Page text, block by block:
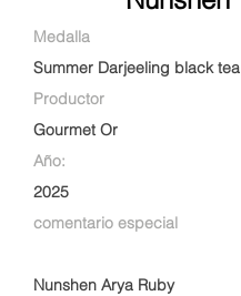
Medalla
Summer Darjeeling black tea
Productor
Gourmet Or
Año:
2025
comentario especial
Nunshen Arya Ruby